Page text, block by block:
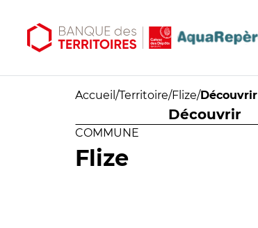
Accueil /Territoire/Flize/Découvrir
Découvrir
COMMUNE
Flize